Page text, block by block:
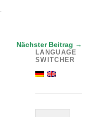
Nächster Beitrag →
LANGUAGE
SWITCHER